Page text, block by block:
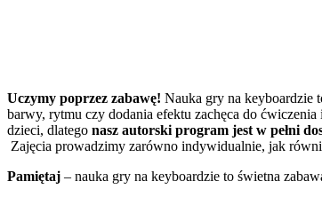
Uczymy poprzez zabawę! Nauka gry na keyboardzie
barwy, rytmu czy dodania efektu zachęca do
dzieci, dlatego nasz autorski program jest w pełni
Zajęcia prowadzimy zarówno indywidualnie, jak
Pamiętaj – nauka gry na keyboardzie to świetna